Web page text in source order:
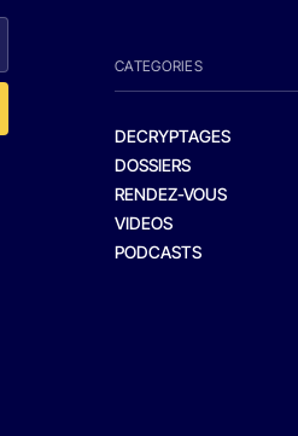
CATEGORIES
DECRYPTAGES
DOSSIERS
RENDEZ-VOUS
VIDEOS
PODCASTS